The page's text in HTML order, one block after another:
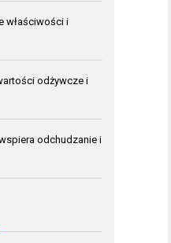
właściwości i
odżywcze i
odchudzanie i